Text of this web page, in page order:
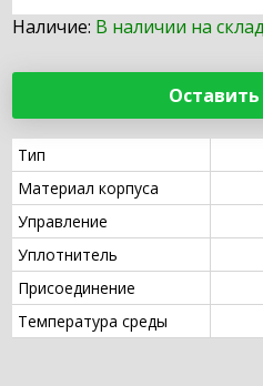
Наличие: В наличии на
Оставить
Тип
Материал корпуса
Управление
Уплотнитель
Присоединение
Температура среды